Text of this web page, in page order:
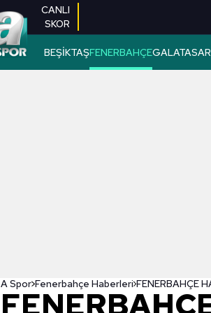
CANLI
SKOR
BEŞİKTAŞFENERBAHÇE
A Spor Fenerbahçe Haberleri